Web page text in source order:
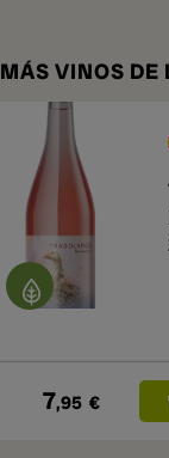
MÁS VINOS DE
7,95 €